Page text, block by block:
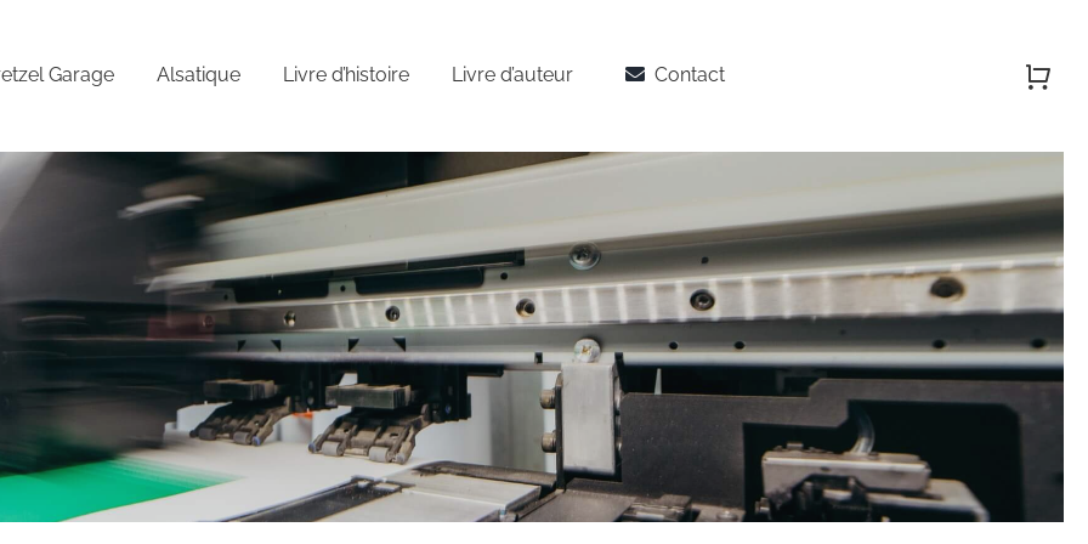
Garage Alsatique Livre d’histoire Livre d’auteur Contact